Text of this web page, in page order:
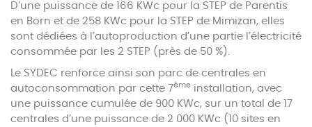
D’une puissance de 166 KWc pour la STEP de Parentis
en Born et de 258 KWc pour la STEP de Mimizan, elles
sont dédiées à l’autoproduction d’une partie l’électricité
consommée par les 2 STEP (près de 50 %).
Le SYDEC renforce ainsi son parc de centrales en
autoconsommation par cette 7ème installation, avec
une puissance cumulée de 900 KWc, sur un total de 17
centrales d’une puissance de 2 000 KWc (10 sites en